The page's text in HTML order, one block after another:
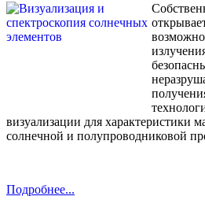
визуализации для характеристики
солнечной и полупроводниковой
Подробнее...